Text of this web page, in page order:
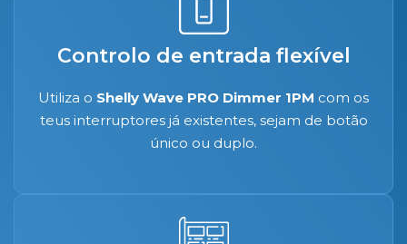
Controlo de entrada flexível
Utiliza o Shelly Wave PRO Dimmer 1PM com os
teus interruptores já existentes, sejam de botão
único ou duplo.